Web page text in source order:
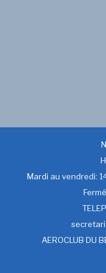
Mardi au vendredi:
AEROCLUB DU